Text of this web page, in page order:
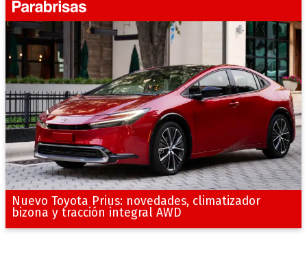
Nuevo Toyota Prius: novedades, climatizador
bizona y tracción integral AWD